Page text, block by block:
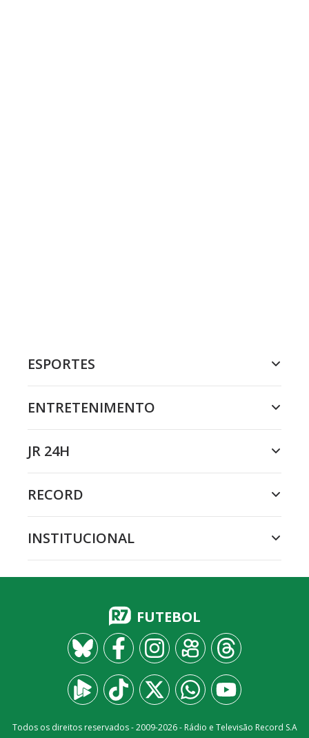
ESPORTES
ENTRETENIMENTO
JR 24H
RECORD
INSTITUCIONAL
FUTEBOL
Todos os direitos reservados - 2009-2026- Rádio e Televisão Record S.A